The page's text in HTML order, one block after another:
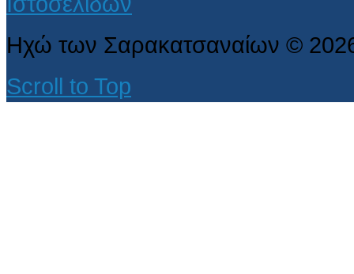
Ηχώ των Σαρακατσαναίων ©
Scroll to Top